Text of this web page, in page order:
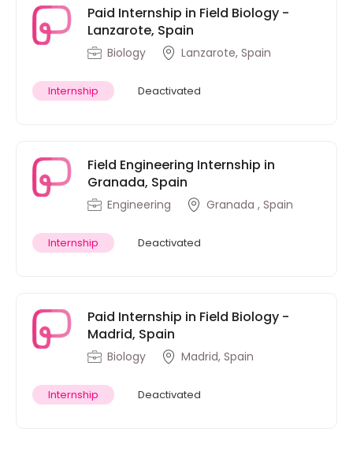
Paid Internship in Field Biology -
Lanzarote, Spain
Biology Lanzarote, Spain
Internship Deactivated
Field Engineering Internship in
Granada, Spain
Engineering Granada , Spain
Internship Deactivated
Paid Internship in Field Biology -
Madrid, Spain
Biology Madrid, Spain
Internship Deactivated